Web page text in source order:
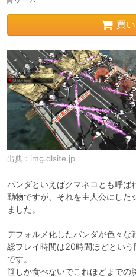
買
出典： img.dlsite.jp
パンダといえばクマネコとも呼ば
動物ですが、それを主人公にした
ました。
デフォルメ化したパンダが色々な
総プレイ時間は20時間ほどとい
です。
笹しか食べないでこれほどまでの